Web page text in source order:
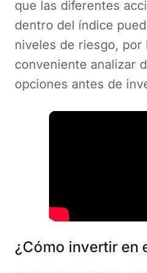
que las diferentes
dentro del índice
niveles de riesgo, por
conveniente analizar
opciones antes de
¿Cómo invertir en